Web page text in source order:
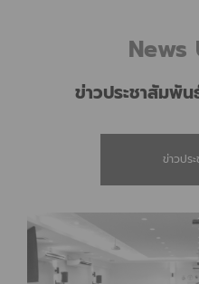
News
ข่าวประชาสัมพั
ข่าวปร